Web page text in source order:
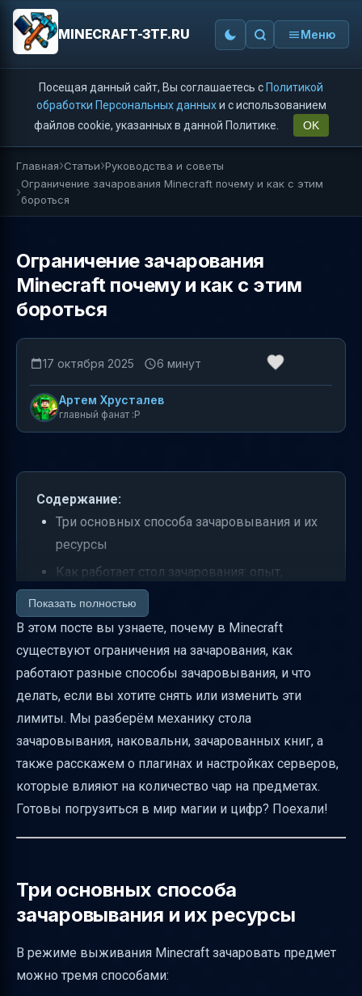
MINECRAFT-3TF.RU Меню
Посещая данный сайт, Вы соглашаетесь с Политикой
обработки Персональных данныхи с использованием
файлов cookie, указанных в данной Политике.
OK
Главная Статьи Руководства и советы
Ограничение зачарования Minecraft почему и как с этим
бороться
Ограничение зачарования
Minecraft почему и как с этим
бороться
17 октября 2025 6 минут
Артем Хрусталев
главный фанат :P
Содержание:
Три основных способа зачаровывания и их
ресурсы
Как работает стол зачарования: опыт,
лазурит и книжные полки
Что такое «сид» зачарования и как он
влияет на чары
Разница между столом зачарования и
наковальней
Зачарованные книги: как получить и
использовать
Почему существует ограничение на
количество чар и как его снять
зачаровывания
Как правильно объяснить механику стола
зачаровывания новичкам
Показать полностью
В этом посте вы узнаете, почему в Minecraft
существуют ограничения на зачарования, как
работают разные способы зачаровывания, и что
делать, если вы хотите снять или изменить эти
лимиты. Мы разберём механику стола
зачаровывания, наковальни, зачарованных книг, а
также расскажем о плагинах и настройках серверов,
которые влияют на количество чар на предметах.
Готовы погрузиться в мир магии и цифр? Поехали!
Три основных способа
зачаровывания и их ресурсы
В режиме выживания Minecraft зачаровать предмет
можно тремя способами: